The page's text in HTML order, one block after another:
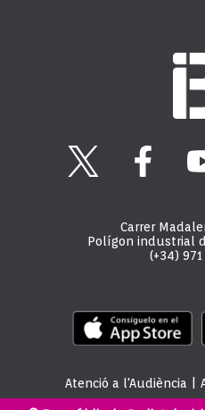
Carrer
Polígon industrial
(+34)
Atenció a l'Audiència